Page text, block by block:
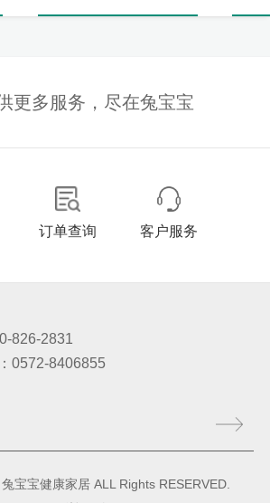
更多服务，尽在兔宝宝
订单查询 客户服务
826-2831
0572-8406855
宝宝健康家居 ALL Rights RESERVED.